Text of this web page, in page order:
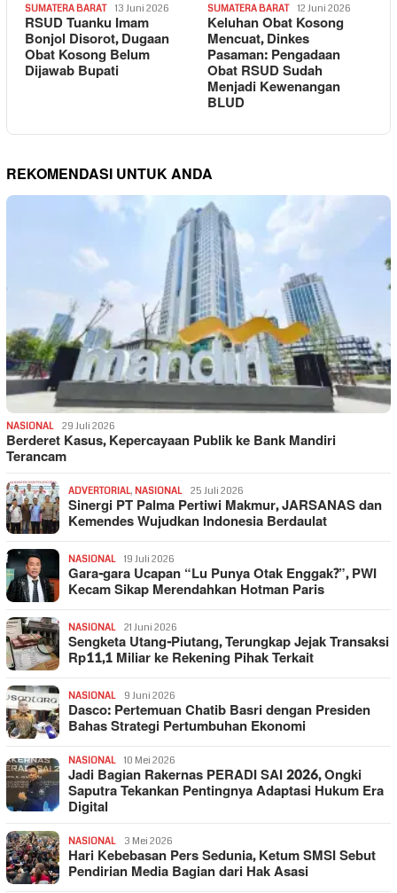
SUMATERA BARAT 13 Juni 2026
RSUD Tuanku Imam
Bonjol Disorot, Dugaan
Obat Kosong Belum
Dijawab Bupati
SUMATERA BARAT 12 Juni 2026
Keluhan Obat Kosong
Mencuat, Dinkes
Pasaman: Pengadaan
Obat RSUD Sudah
Menjadi Kewenangan
BLUD
REKOMENDASI UNTUK ANDA
NASIONAL 29 Juli 2026
Berderet Kasus, Kepercayaan Publik ke Bank Mandiri
Terancam
ADVERTORIAL, NASIONAL 25 Juli 2026
Sinergi PT Palma Pertiwi Makmur, JARSANAS dan
Kemendes Wujudkan Indonesia Berdaulat
NASIONAL 19 Juli 2026
Gara-gara Ucapan “Lu Punya Otak Enggak?”, PWI
Kecam Sikap Merendahkan Hotman Paris
NASIONAL 21 Juni 2026
Sengketa Utang-Piutang, Terungkap Jejak Transaksi
Rp11,1 Miliar ke Rekening Pihak Terkait
NASIONAL 9 Juni 2026
Dasco: Pertemuan Chatib Basri dengan Presiden
Bahas Strategi Pertumbuhan Ekonomi
NASIONAL 10 Mei 2026
Jadi Bagian Rakernas PERADI SAI 2026, Ongki
Saputra Tekankan Pentingnya Adaptasi Hukum Era
Digital
NASIONAL 3 Mei 2026
Hari Kebebasan Pers Sedunia, Ketum SMSI Sebut
Pendirian Media Bagian dari Hak Asasi